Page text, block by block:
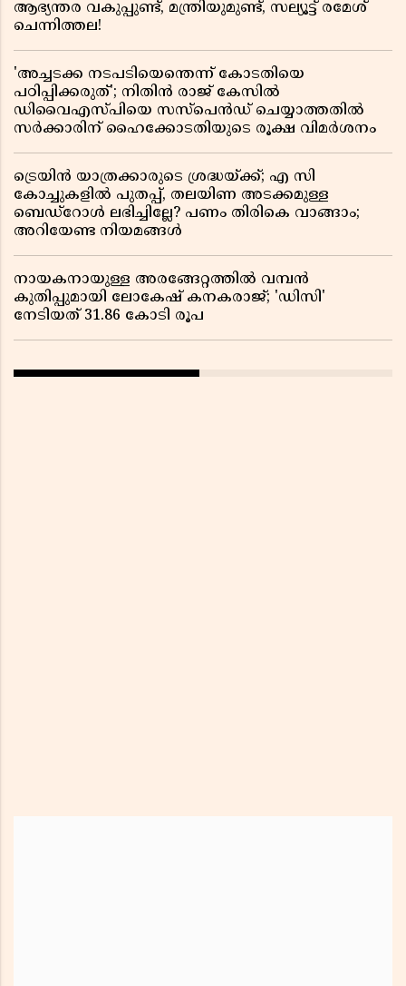
ആഭ്യന്തര വകുപ്പുണ്ട്, മന്ത്രിയുമുണ്ട്, സല്യൂട്ട് രമേശ്‌
ചെന്നിത്തല!
'അച്ചടക്ക നടപടിയെന്തെന്ന് കോടതിയെ
പഠിപ്പിക്കരുത്'; നിതിൻ രാജ് കേസിൽ
ഡിവൈഎസ്പിയെ സസ്പെൻഡ് ചെയ്യാത്തതിൽ
സർക്കാരിന് ഹൈക്കോടതിയുടെ രൂക്ഷ വിമർശനം
ട്രെയിൻ യാത്രക്കാരുടെ ശ്രദ്ധയ്ക്ക്; എ സി
കോച്ചുകളിൽ പുതപ്പ്, തലയിണ അടക്കമുള്ള
ബെഡ്റോൾ ലഭിച്ചില്ലേ? പണം തിരികെ വാങ്ങാം;
അറിയേണ്ട നിയമങ്ങൾ
നായകനായുള്ള അരങ്ങേറ്റത്തിൽ വമ്പൻ
കുതിപ്പുമായി ലോകേഷ് കനകരാജ്; 'ഡിസി'
നേടിയത് 31.86 കോടി രൂപ